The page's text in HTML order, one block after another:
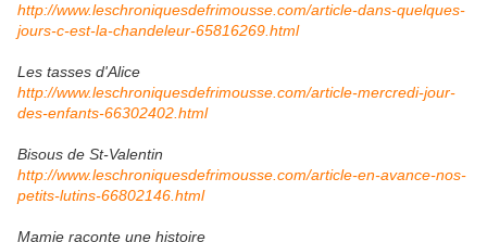
http://www.leschroniquesdefrimousse.com/article-dans-quelques-
jours-c-est-la-chandeleur-65816269.html
Les tasses d'Alice
http://www.leschroniquesdefrimousse.com/article-mercredi-jour-
des-enfants-66302402.html
Bisous de St-Valentin
http://www.leschroniquesdefrimousse.com/article-en-avance-nos-
petits-lutins-66802146.html
Mamie raconte une histoire